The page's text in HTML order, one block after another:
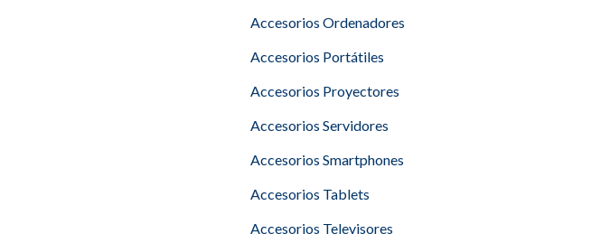
Accesorios Ordenadores
Accesorios Portátiles
Accesorios Proyectores
Accesorios Servidores
Accesorios Smartphones
Accesorios Tablets
Accesorios Televisores